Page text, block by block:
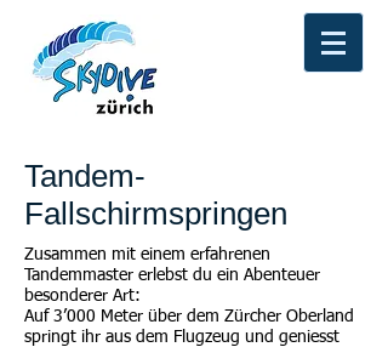
Tandem-
Fallschirmspringen
Zusammen mit einem erfahrenen
Tandemmaster erlebst du ein Abenteuer
besonderer Art:
Auf 3’000 Meter über dem Zürcher Oberland
springt ihr aus dem Flugzeug und geniesst